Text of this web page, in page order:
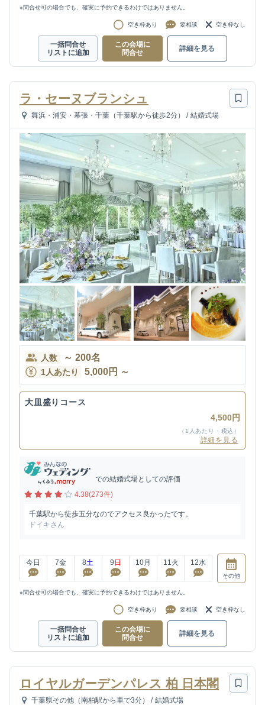
※問合せ可の場合でも、確実に予約できるわけではありません。
空き枠あり 要相談 空き枠なし
一括問合せ
リストに追加
この会場に
問合せ
詳細を見る
ラ・セーヌブランシュ
舞浜・浦安・幕張・千葉（千葉駅から徒歩2分） / 結婚式場
人数 ～ 200名
1人あたり 5,000円 ～
大皿盛りコース
4,500円
（1人あたり・税込）
詳細を見る
での結婚式場としての評価
4.38(273件)
千葉駅から徒歩五分なのでアクセス良かったです。
ドイキさん
今日 7金 8土 9 日 10月 11火 12水
その他
※問合せ可の場合でも、確実に予約できるわけではありません。
空き枠あり 要相談 空き枠なし
一括問合せ
リストに追加
この会場に
問合せ
詳細を見る
ロイヤルガーデンパレス 柏 日本閣
千葉県その他（南柏駅から車で3分） / 結婚式場